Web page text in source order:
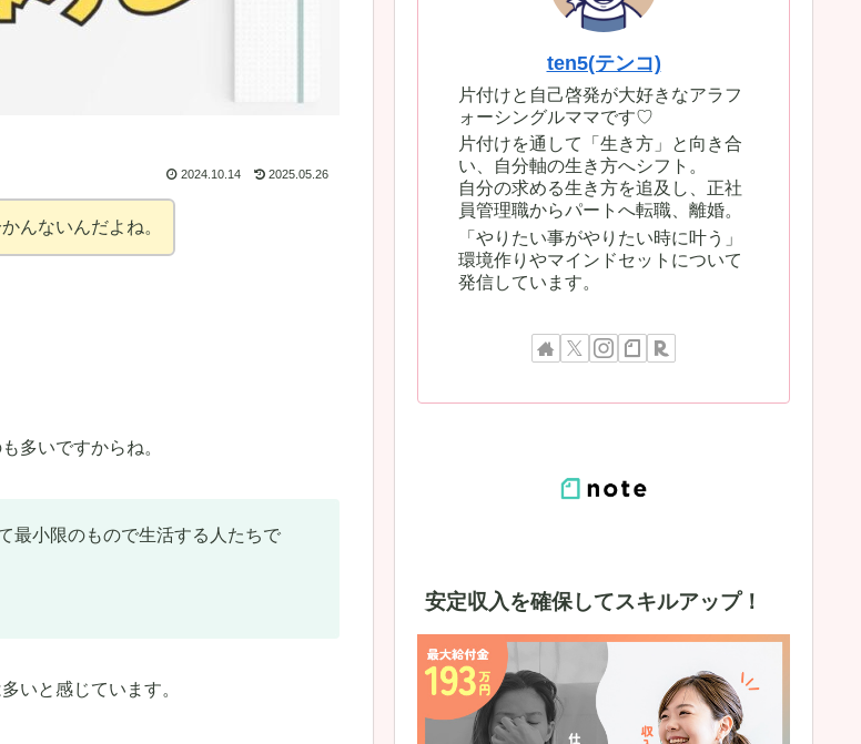
2024.10.14 2025.05.26
んないんだよね。
多いですからね。
最小限のもので生活する人たちで
いと感じています。
ten5(テンコ)
片付けと自己啓発が大好きなアラフ
ォーシングルママです♡
片付けを通して「生き方」と向き合
い、自分軸の生き方へシフト。
自分の求める生き方を追及し、正社
員管理職からパートへ転職、離婚。
「やりたい事がやりたい時に叶う」
環境作りやマインドセットについて
発信しています。
安定収入を確保してスキルアップ！